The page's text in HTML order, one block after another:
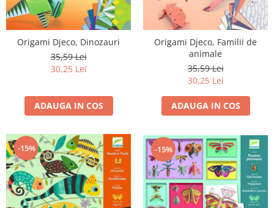
Origami Djeco, Dinozauri
35,59 Lei
30,25 Lei
ADAUGA IN COS
Origami Djeco, Familii de
animale
35,59 Lei
30,25 Lei
ADAUGA IN COS
-15% -15%